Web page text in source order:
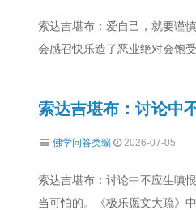
索达吉堪布：爱自己，就要谨
会感召快乐造了恶业绝对会饱
索达吉堪布：讨论中
佛学问答类编 2026-07-05
索达吉堪布：讨论中不应生嗔
当可怕的。《极乐愿文大疏》